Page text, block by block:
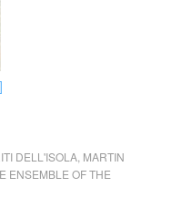
DELL'ISOLA, MARTIN
ENSEMBLE OF THE